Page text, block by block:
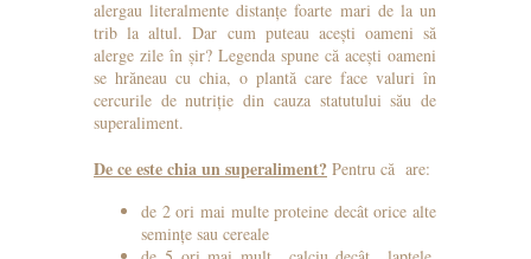
alergau literalmente distanțe foarte mari de la un
trib la altul. Dar cum puteau acești oameni să
alerge zile în șir? Legenda spune că acești oameni
se hrăneau cu chia, o plantă care face valuri în
cercurile de nutriție din cauza statutului său de
superaliment.
De ce este chia un superaliment? Pentru că are:
de 2 ori mai multe proteine decât orice alte
semințe sau cereale